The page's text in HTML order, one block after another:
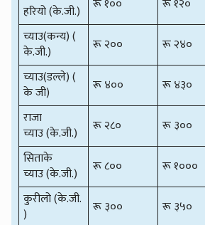
हरियो (के.जी.)
च्याउ(कन्य) (
के.जी.)
रू २०० रू २४०
च्याउ(डल्ले) (
के जी)
रू ४०० रू ४३०
राजा
च्याउ (के.जी.)
रू २८० रू ३००
सिताके
च्याउ (के.जी.)
रू ८०० रू १०००
कुरीलो (के.जी.
)
रू ३०० रू ३५०